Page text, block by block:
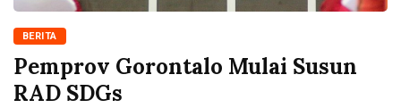
BERITA
Pemprov Gorontalo Mulai Susun
RAD SDGs